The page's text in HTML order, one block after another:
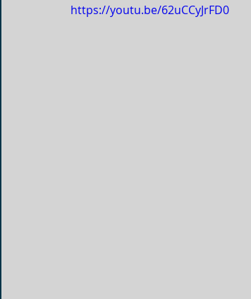
https://youtu.be/62uCCyJrFD0